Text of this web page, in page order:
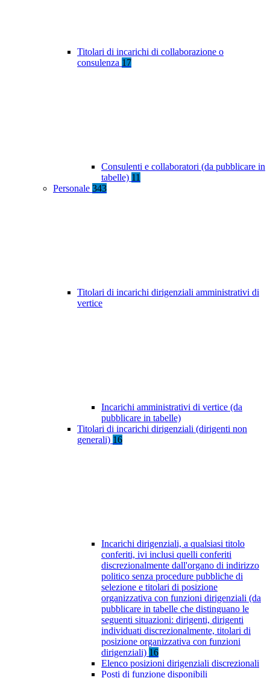
Titolari di incarichi di collaborazione o
consulenza 17
Consulenti e collaboratori (da pubblicare in
tabelle) 11
Personale 343
Titolari di incarichi dirigenziali amministrativi di
vertice
Incarichi amministrativi di vertice (da
pubblicare in tabelle)
Titolari di incarichi dirigenziali (dirigenti non
generali) 16
Incarichi dirigenziali, a qualsiasi titolo
conferiti, ivi inclusi quelli conferiti
discrezionalmente dall'organo di indirizzo
politico senza procedure pubbliche di
selezione e titolari di posizione
organizzativa con funzioni dirigenziali (da
pubblicare in tabelle che distinguano le
seguenti situazioni: dirigenti, dirigenti
individuati discrezionalmente, titolari di
posizione organizzativa con funzioni
dirigenziali) 16
Elenco posizioni dirigenziali discrezionali
Posti di funzione disponibili